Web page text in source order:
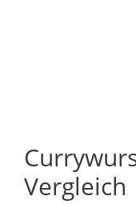
Vergleich